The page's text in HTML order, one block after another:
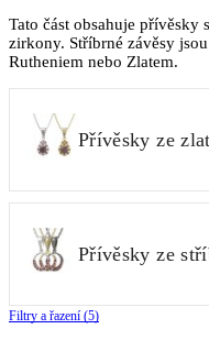
Tato část obsahuje přívěsky
zirkony. Stříbrné závěsy
Rutheniem nebo Zlatem.
Přívěsky ze
Přívěsky ze
Filtry a řazení (5)